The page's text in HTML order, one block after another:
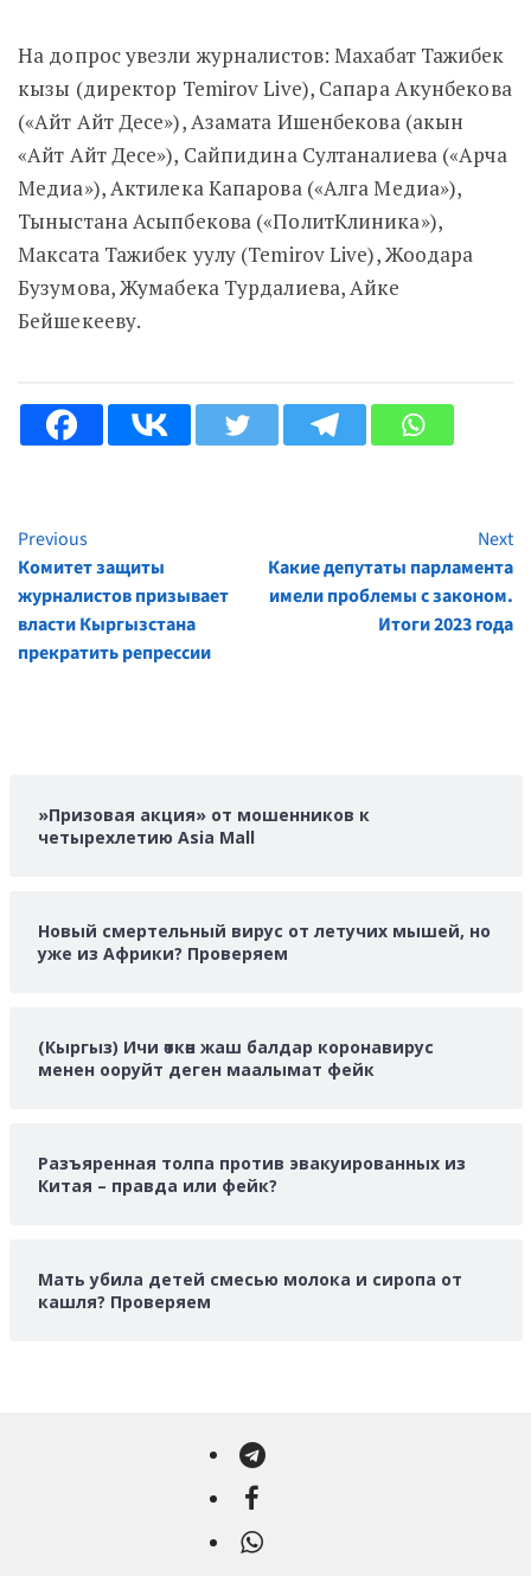
На допрос увезли журналистов: Махабат Тажибек
кызы (директор Temirov Live), Сапара Акунбекова
(«Айт Айт Десе»), Азамата Ишенбекова (акын
«Айт Айт Десе»), Сайпидина Султаналиева («Арча
Медиа»), Актилека Капарова («Алга Медиа»),
Тыныстана Асыпбекова («ПолитКлиника»),
Максата Тажибек уулу (Temirov Live), Жоодара
Бузумова, Жумабека Турдалиева, Айке
Бейшекееву.
Continue
Reading
Previous
Комитет защиты
журналистов призывает
власти Кыргызстана
прекратить репрессии
Next
Какие депутаты парламента
имели проблемы с законом.
Итоги 2023 года
»Призовая акция» от мошенников к
четырехлетию Asia Mall
Новый смертельный вирус от летучих мышей, но
уже из Африки? Проверяем
(Кыргыз) Ичи өткөн жаш балдар коронавирус
менен ооруйт деген маалымат фейк
Разъяренная толпа против эвакуированных из
Китая – правда или фейк?
Мать убила детей смесью молока и сиропа от
кашля? Проверяем
Telegram
Facebook
WhatsApp